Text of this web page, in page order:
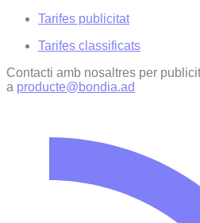
Tarifes publicitat
Tarifes classificats
Contacti amb nosaltres per
a producte@bondia.ad